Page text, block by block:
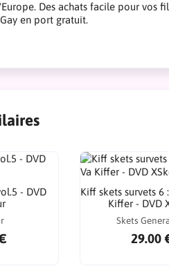
Des achats facile pour vos
en port gratuit.
- DVD
Kiff skets survets 6
Kiffer - DVD
Skets
29.00